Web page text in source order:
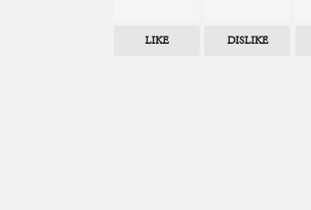
LIKE DISLIKE